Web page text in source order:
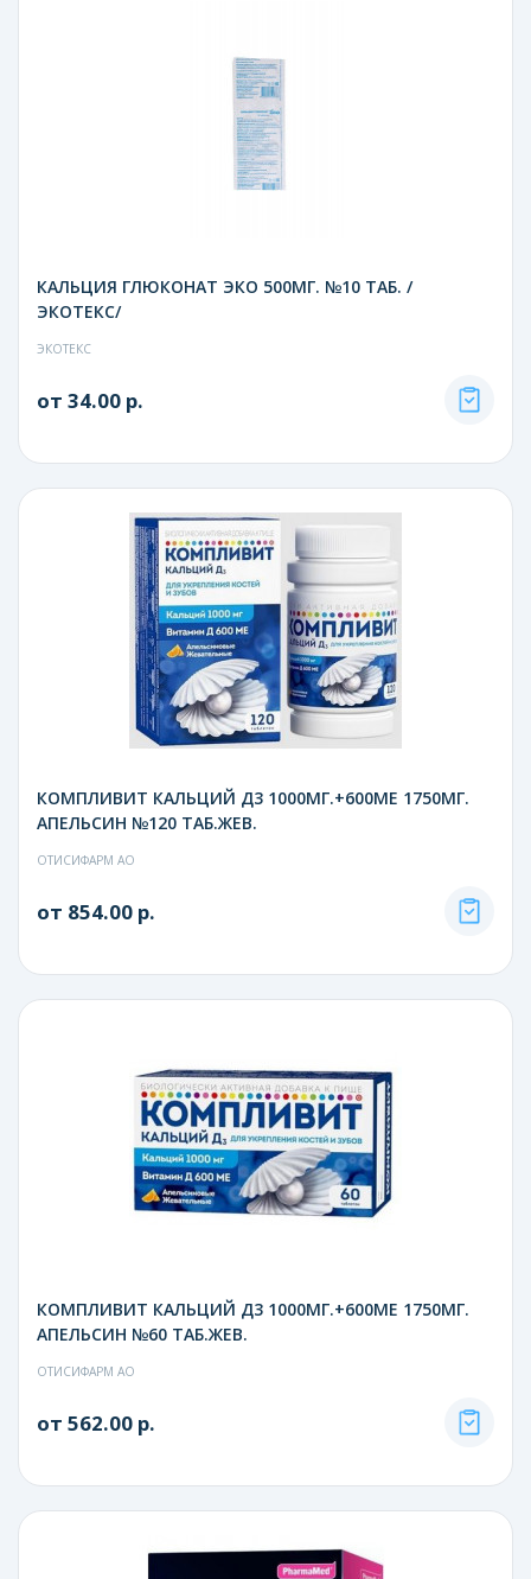
КАЛЬЦИЯ ГЛЮКОНАТ ЭКО 500МГ. №10 ТАБ. /
ЭКОТЕКС/
ЭКОТЕКС
от 34.00 р.
КОМПЛИВИТ КАЛЬЦИЙ Д3 1000МГ.+600МЕ 1750МГ.
АПЕЛЬСИН №120 ТАБ.ЖЕВ.
ОТИСИФАРМ АО
от 854.00 р.
КОМПЛИВИТ КАЛЬЦИЙ Д3 1000МГ.+600МЕ 1750МГ.
АПЕЛЬСИН №60 ТАБ.ЖЕВ.
ОТИСИФАРМ АО
от 562.00 р.